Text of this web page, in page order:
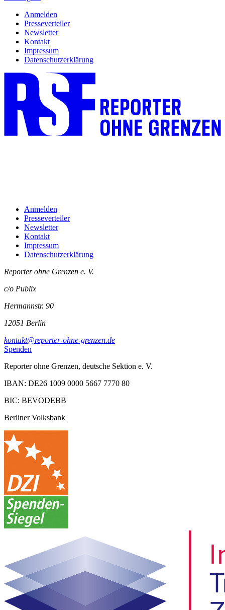
Anmelden
Presseverteiler
Newsletter
Kontakt
Impressum
Datenschutzerklärung
Anmelden
Presseverteiler
Newsletter
Kontakt
Impressum
Datenschutzerklärung
Reporter ohne Grenzen e. V.
c/o Publix
Hermannstr. 90
12051 Berlin
kontakt@reporter-ohne-grenzen.de
Spenden
Reporter ohne Grenzen, deutsche Sektion e. V.
IBAN: DE26 1009 0000 5667 7770 80
BIC: BEVODEBB
Berliner Volksbank